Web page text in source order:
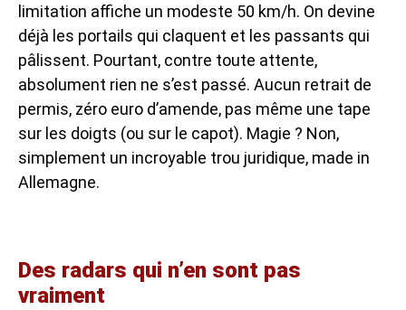
limitation affiche un modeste 50 km/h. On devine
déjà les portails qui claquent et les passants qui
pâlissent. Pourtant, contre toute attente,
absolument rien ne s’est passé. Aucun retrait de
permis, zéro euro d’amende, pas même une tape
sur les doigts (ou sur le capot). Magie ? Non,
simplement un incroyable trou juridique, made in
Allemagne.
Des radars qui n’en sont pas
vraiment